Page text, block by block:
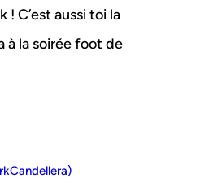
C’est aussi toi la
à la soirée foot de